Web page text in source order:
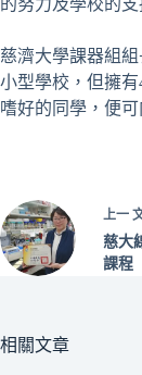
的努力及學校的
慈濟大學課器組
小型學校，但擁
嗜好的同學，便
上一
慈大
課程
相關文章